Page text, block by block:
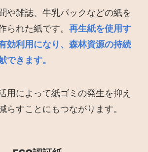
や雑誌、牛乳パックなどの紙を
られた紙です。 再生紙を使用す
効利用になり、森林資源の持続
できます。
用によって紙ゴミの発生を抑え
らすことにもつながります。